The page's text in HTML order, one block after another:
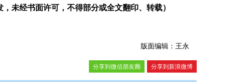
未经书面许可，不得部分或全文翻印、转载）
版面编辑：王永
分享到新浪微博
分享到微信朋友圈